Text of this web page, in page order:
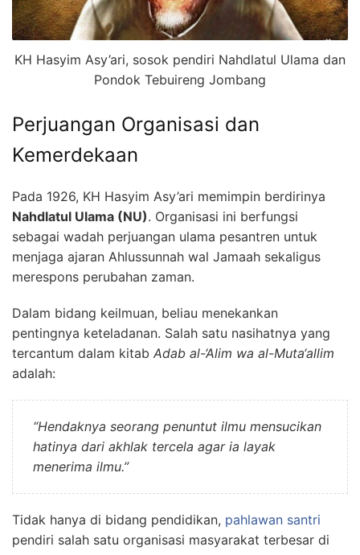
KH Hasyim Asy’ari, sosok pendiri Nahdlatul Ulama dan
Pondok Tebuireng Jombang
Perjuangan Organisasi dan
Kemerdekaan
Pada 1926, KH Hasyim Asy’ari memimpin berdirinya
Nahdlatul Ulama (NU). Organisasi ini berfungsi
sebagai wadah perjuangan ulama pesantren untuk
menjaga ajaran Ahlussunnah wal Jamaah sekaligus
merespons perubahan zaman.
Dalam bidang keilmuan, beliau menekankan
pentingnya keteladanan. Salah satu nasihatnya yang
tercantum dalam kitab Adab al-‘Alim wa al-Muta‘allim
adalah:
“Hendaknya seorang penuntut ilmu mensucikan
hatinya dari akhlak tercela agar ia layak
menerima ilmu.”
Tidak hanya di bidang pendidikan, pahlawan santri
pendiri salah satu organisasi masyarakat terbesar di